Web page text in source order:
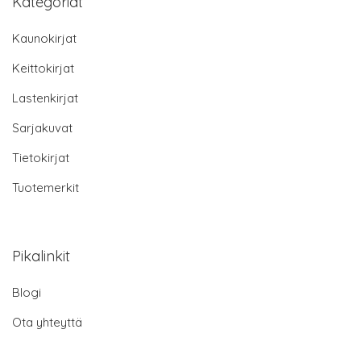
Kaunokirjat
Keittokirjat
Lastenkirjat
Sarjakuvat
Tietokirjat
Tuotemerkit
Pikalinkit
Blogi
Ota yhteyttä